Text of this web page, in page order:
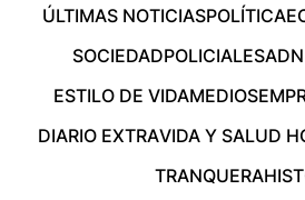
ÚLTIMAS NOTICIASPOLÍTICA
SOCIEDADPOLICIALES
ESTILO DE VIDAMEDIOS
DIARIO EXTRAVIDA Y SALUD
TRANQUERA